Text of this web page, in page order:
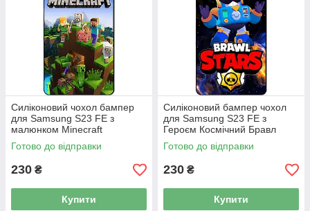
Силіконовий чохол бампер
для Samsung S23 FE з
малюнком Minecraft
Майнкрафт
Готово до відправки
230 ₴
Купити
Силіконовий бампер чохол
для Samsung S23 FE з
Героєм Космічний Бравл
Вольт
Готово до відправки
230 ₴
Купити